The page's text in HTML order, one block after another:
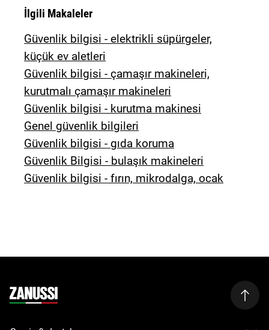
İlgili Makaleler
Güvenlik bilgisi - elektrikli süpürgeler,
küçük ev aletleri
Güvenlik bilgisi - çamaşır makineleri,
kurutmalı çamaşır makineleri
Güvenlik bilgisi - kurutma makinesi
Genel güvenlik bilgileri
Güvenlik bilgisi - gıda koruma
Güvenlik Bilgisi - bulaşık makineleri
Güvenlik bilgisi - fırın, mikrodalga, ocak